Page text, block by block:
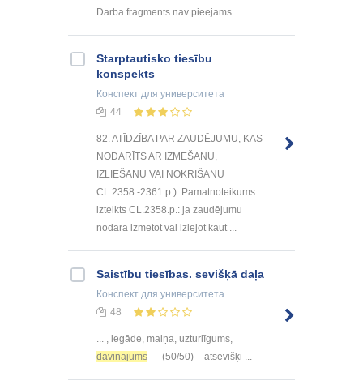
Darba fragments nav pieejams.
Starptautisko tiesību
konspekts
Конспект для университета
44
82. ATĪDZĪBA PAR ZAUDĒJUMU, KAS
NODARĪTS AR IZMEŠANU,
IZLIEŠANU VAI NOKRIŠANU
CL.2358.-2361.p.). Pamatnoteikums
izteikts CL.2358.p.: ja zaudējumu
nodara izmetot vai izlejot kaut ...
Saistību tiesības. sevišķā daļa
Конспект для университета
48
... , iegāde, maiņa, uzturlīgums,
dāvinājums
(50/50) – atsevišķi ...